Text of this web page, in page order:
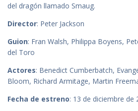
del dragón llamado Smaug.
Director: Peter Jackson
Guion: Fran Walsh, Philippa Boyens,
del Toro
Actores: Benedict Cumberbatch,
Bloom, Richard Armitage, Martin
Fecha de estreno: 13 de diciembre de